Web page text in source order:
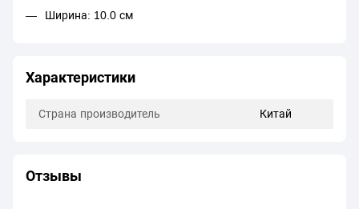
Ширина: 10.0 см
Характеристики
Страна производитель Китай
Отзывы